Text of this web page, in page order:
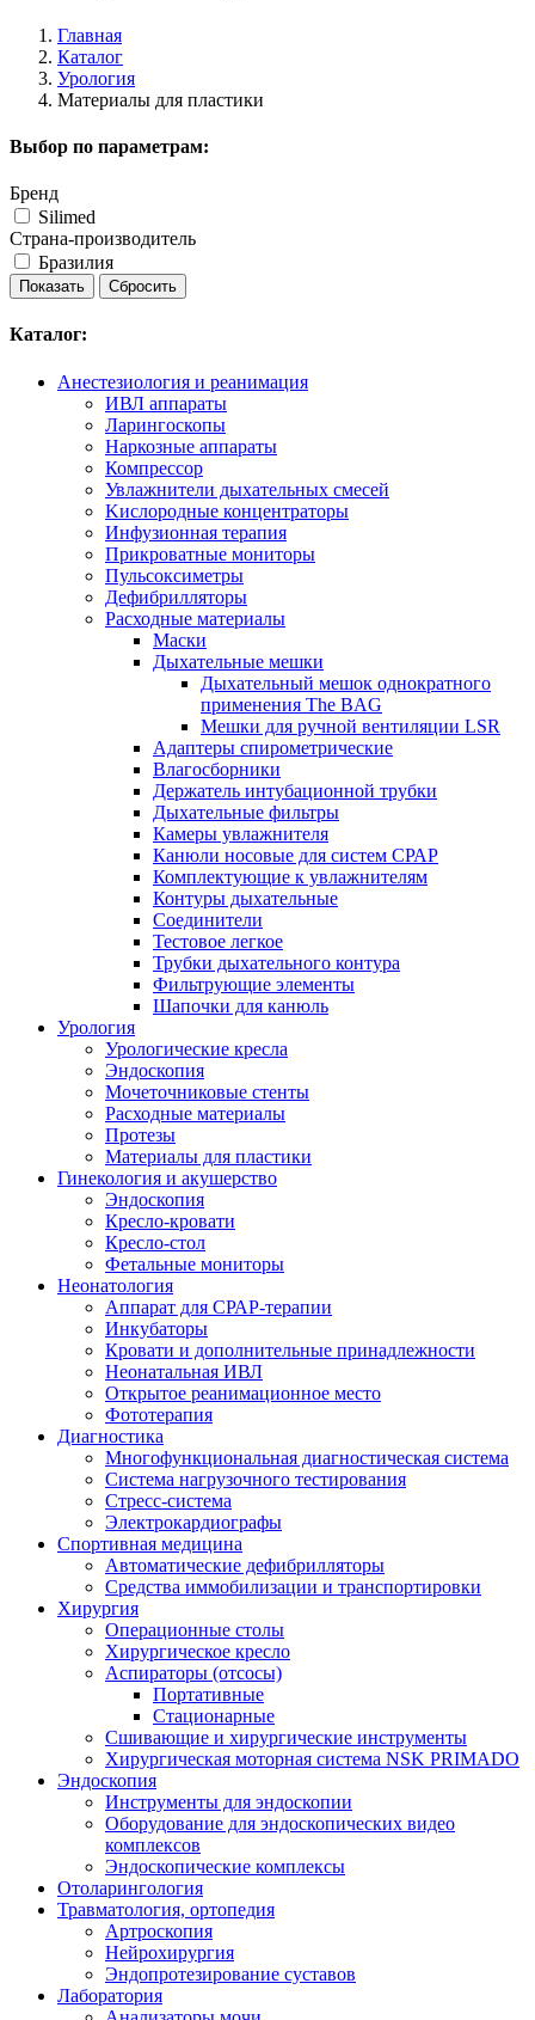
Главная
Каталог
Урология
Материалы для пластики
Выбор по параметрам:
Бренд
Silimed
Страна-производитель
Бразилия
Каталог:
Анестезиология и реанимация
ИВЛ аппараты
Ларингоскопы
Наркозные аппараты
Компрессор
Увлажнители дыхательных смесей
Kислородные концентраторы
Инфузионная терапия
Прикроватные мониторы
Пульсоксиметры
Дефибрилляторы
Расходные материалы
Маски
Дыхательные мешки
Дыхательный мешок однократного
применения The BAG
Мешки для ручной вентиляции LSR
Адаптеры спирометрические
Влагосборники
Держатель интубационной трубки
Дыхательные фильтры
Камеры увлажнителя
Канюли носовые для систем СРАР
Комплектующие к увлажнителям
Контуры дыхательные
Соединители
Тестовое легкое
Трубки дыхательного контура
Фильтрующие элементы
Шапочки для канюль
Урология
Урологические кресла
Эндоскопия
Мочеточниковыe стенты
Расходные материалы
Протезы
Материалы для пластики
Гинекология и акушерство
Эндоскопия
Кресло-кровати
Кресло-стол
Фетальные мониторы
Неонатология
Аппарат для СРАР-терапии
Инкубаторы
Кровати и дополнительные принадлежности
Неонатальная ИВЛ
Открытое реанимационное место
Фототерапия
Диагностика
Многофункциональная диагностическая система
Система нагрузочного тестирования
Стресс-система
Электрокардиографы
Спортивная медицина
Автоматические дефибрилляторы
Средства иммобилизации и транспортировки
Хирургия
Операционные столы
Хирургическое кресло
Аспираторы (отсосы)
Портативные
Стационарные
Сшивающие и хирургические инструменты
Хирургическая моторная система NSK PRIMADO
Эндоскопия
Инструменты для эндоскопии
Оборудование для эндоскопических видео
комплексов
Эндоскопические комплексы
Отоларингология
Травматология, ортопедия
Артроскопия
Нейрохирургия
Эндопротезирование суставов
Лаборатория